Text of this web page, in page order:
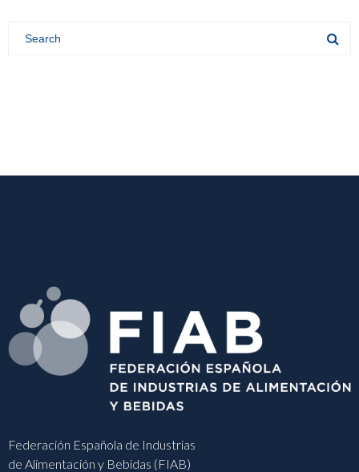
Federación Española de Industrias
de Alimentación y Bebidas (FIAB)